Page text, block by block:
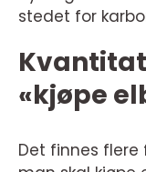
stedet for
«kjøpe
Det finnes